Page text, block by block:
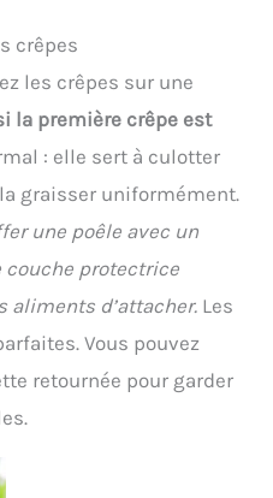
crêpes
les crêpes sur une
la première crêpe est
: elle sert à culotter
graisser uniformément.
une poêle avec un
couche protectrice
aliments d’attacher. Les
Vous pouvez
retournée pour garder